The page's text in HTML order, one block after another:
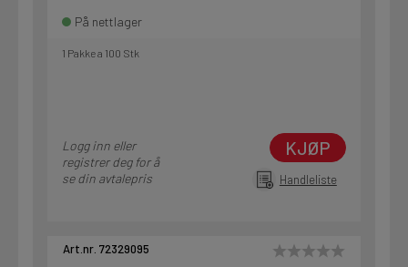
På nettlager
1 Pakke a 100 Stk
Logg inn eller
registrer deg for å
se din avtalepris
KJØP
Handleliste
Art.nr. 72329095